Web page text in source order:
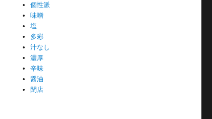
個性派
味噌
塩
多彩
汁なし
濃厚
辛味
醤油
閉店